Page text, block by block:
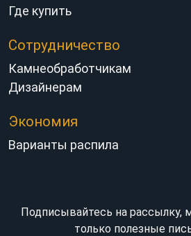
Где купить
Сотрудничество
Камнеобработчикам
Дизайнерам
Экономия
Варианты распила
Подписывайтесь на рассылку,
только полезные